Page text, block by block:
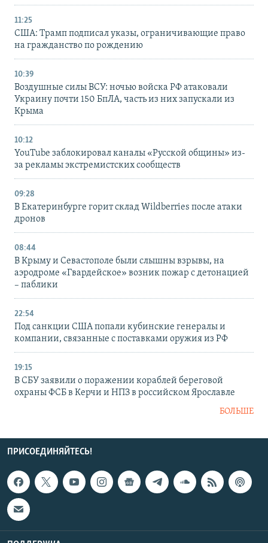
11:25
США: Трамп подписал указы, ограничивающие право
на гражданство по рождению
10:39
Воздушные силы ВСУ: ночью войска РФ атаковали
Украину почти 150 БпЛА, часть из них запускали из
Крыма
10:12
YouTube заблокировал каналы «Русской общины» из-
за рекламы экстремистских сообществ
09:28
В Екатеринбурге горит склад Wildberries после атаки
дронов
08:44
В Крыму и Севастополе были слышны взрывы, на
аэродроме «Гвардейское» возник пожар с детонацией
– паблики
22:54
Под санкции США попали кубинские генералы и
компании, связанные с поставками оружия из РФ
19:15
В СБУ заявили о поражении кораблей береговой
охраны ФСБ в Керчи и НПЗ в российском Ярославле
БОЛЬШЕ
ПРИСОЕДИНЯЙТЕСЬ!